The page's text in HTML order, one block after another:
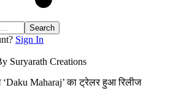
Sign In
Suryarath Creations
‘Daku Maharaj’ का ट्रेलर हुआ रिलीज